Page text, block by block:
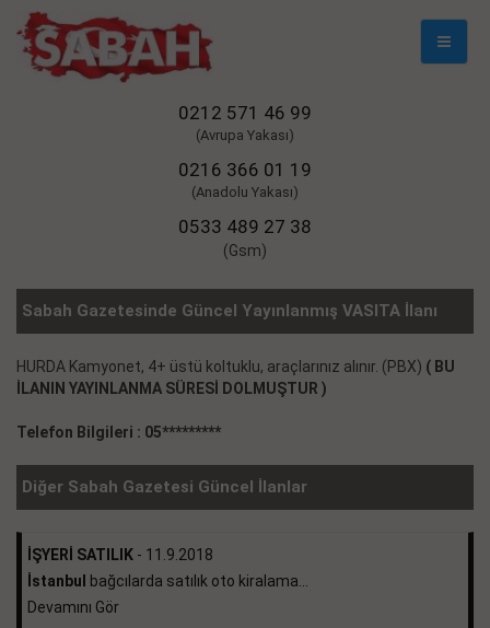
Mobil
0212 571 46 99
(Avrupa Yakası)
0216 366 01 19
(Anadolu Yakası)
0533 489 27 38
(Gsm)
Sabah Gazetesinde Güncel Yayınlanmış VASITA İlanı
HURDA Kamyonet, 4+ üstü koltuklu, araçlarınız alınır. (PBX) ( BU
İLANIN YAYINLANMA SÜRESİ DOLMUŞTUR )
Telefon Bilgileri : 05*********
Diğer Sabah Gazetesi Güncel İlanlar
İŞYERİ SATILIK - 11.9.2018
İstanbul
bağcılarda satılık oto kiralama...
Devamını Gör